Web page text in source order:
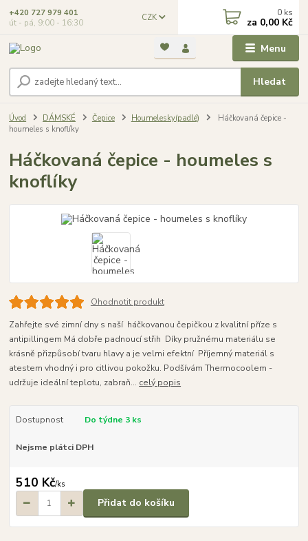
Menu
CZK
Hledat
+420 727 979 401
út - pá, 9:00 - 16:30
0 ks
za 0,00 Kč
Úvod DÁMSKÉ Čepice Houmelesky(padlé)
Háčkovaná čepice -
houmeles s knoflíky
Háčkovaná čepice - houmeles s
knoflíky
Ohodnotit produkt
Zahřejte své zimní dny s naší háčkovanou čepičkou z kvalitní příze s
antipillingem Má dobře padnoucí střih Díky pružnému materiálu se
krásně přizpůsobí tvaru hlavy a je velmi efektní Příjemný materiál s
atestem vhodný i pro citlivou pokožku. Podšívám Thermocoolem -
udržuje ideální teplotu, zabraň... celý popis
Dostupnost Do týdne 3 ks
Nejsme plátci DPH
510 Kč/ks
Přidat do košíku